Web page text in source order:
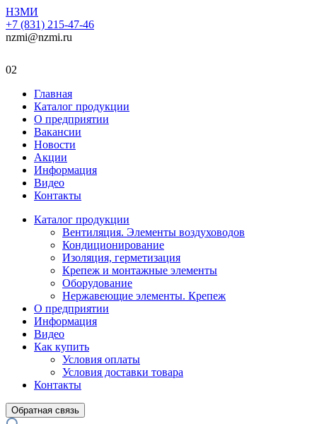
НЗМИ
+7 (831) 215-47-46
nzmi@nzmi.ru
02
Главная
Каталог продукции
О предприятии
Вакансии
Новости
Акции
Информация
Видео
Контакты
Каталог продукции
Вентиляция. Элементы воздуховодов
Кондиционирование
Изоляция, герметизация
Крепеж и монтажные элементы
Оборудование
Нержавеющие элементы. Крепеж
О предприятии
Информация
Видео
Как купить
Условия оплаты
Условия доставки товара
Контакты
Обратная связь